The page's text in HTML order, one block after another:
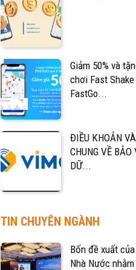
Giảm 50% và
chơi Fast
FastGo...
ĐIỀU KHOẢN
CHUNG VỀ BẢO
DỮ...
TIN CHUYÊN NGÀNH
Bốn đề xuất
Nhà Nước